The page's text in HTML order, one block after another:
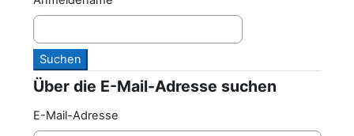
Über die E-Mail-Adresse suchen
Über die E-Mail-Adresse suchen
E-Mail-Adresse